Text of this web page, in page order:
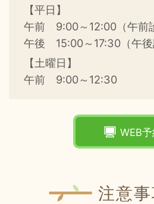
【平日】
午前 9:00～12:00（午前
午後 15:00～17:30（午後
【土曜日】
午前 9:00～12:30
WEB
注意